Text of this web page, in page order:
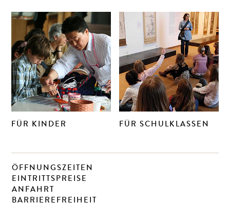
FÜR KINDER FÜR SCHULKLASSEN
ÖFFNUNGSZEITEN
EINTRITTSPREISE
ANFAHRT
BARRIEREFREIHEIT